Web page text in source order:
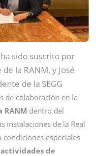
sido suscrito por
la RANM, y José
de la SEGG
de colaboración en la
RANM dentro del
instalaciones de la Real
especiales
actividades de